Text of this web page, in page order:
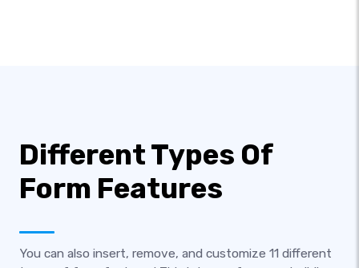
Different Types Of
Form Features
You can also insert, remove, and customize 11 different